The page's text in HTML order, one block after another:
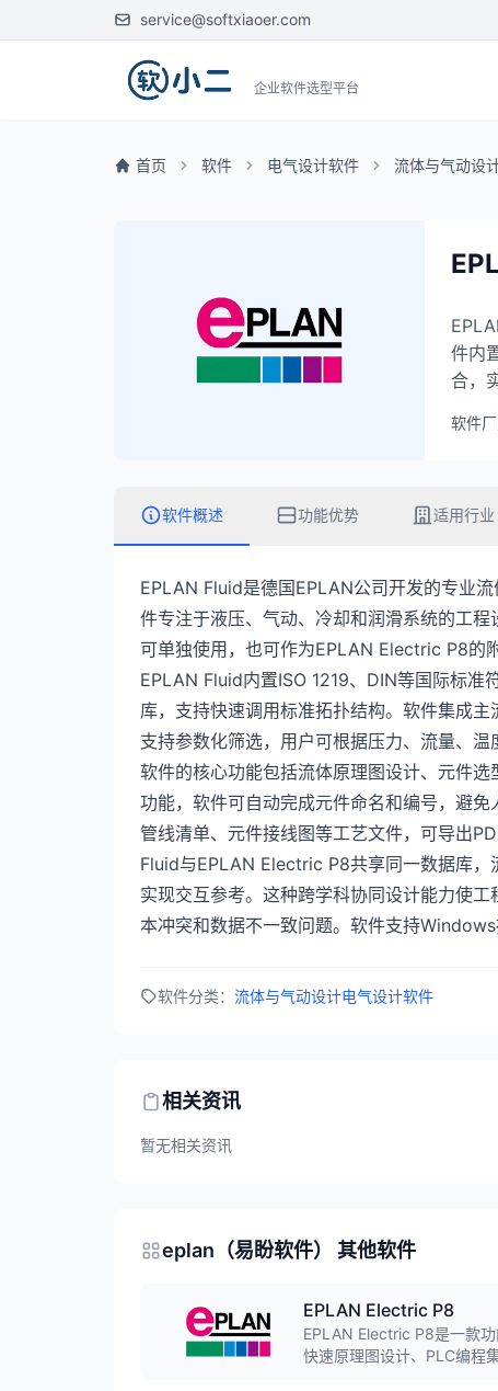
service@softxiaoer.com
企业软件选型平台
首页 软件 电气设计软件 流体与气动设
件内
合，
软件厂
软件概述 功能优势 适用行业
EPLAN Fluid是德国EPLAN公司开发的专业
件专注于液压、气动、冷却和润滑系统的工
可单独使用，也可作为EPLAN Electric P8的
EPLAN Fluid内置ISO 1219、DIN等国际标准
库，支持快速调用标准拓扑结构。软件集成
支持参数化筛选，用户可根据压力、流量、温
软件的核心功能包括流体原理图设计、元件
功能，软件可自动完成元件命名和编号，避
管线清单、元件接线图等工艺文件，可导出
Fluid与EPLAN Electric P8共享同一数据库
实现交互参考。这种跨学科协同设计能力使
本冲突和数据不一致问题。软件支持
软件分类： 流体与气动设计电气设计软件
相关资讯
暂无相关资讯
eplan（易盼软件） 其他软件
EPLAN Electric P8
EPLAN Electric P8是一款
快速原理图设计、PLC编程